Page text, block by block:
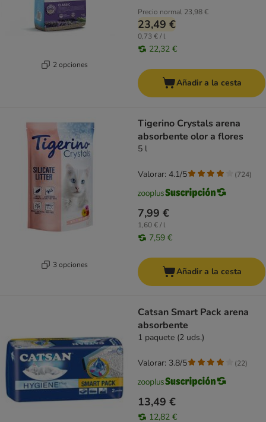
2 opciones
Precio normal 23,98 €
23,49 €
0,73 € / l
22,32 €
Añadir a la cesta
3 opciones
Tigerino Crystals arena
absorbente olor a flores
5 l
7,99 €
1,60 € / l
7,59 €
Valorar: 4.1/5 (724)
Añadir a la cesta
Catsan Smart Pack arena
absorbente
1 paquete (2 uds.)
13,49 €
12,82 €
Valorar: 3.8/5 (22)